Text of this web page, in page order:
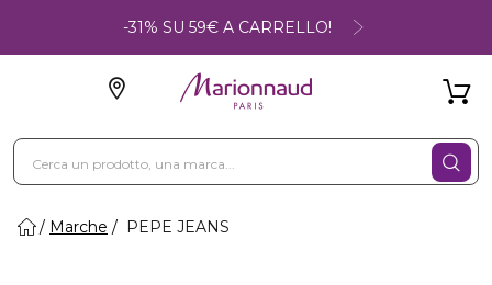
-31% SU 59€ A CARRELLO!
Marche PEPE JEANS